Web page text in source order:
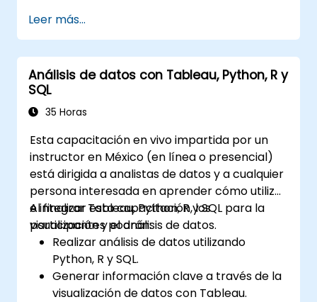
Leer más...
Análisis de datos con Tableau, Python, R y
SQL
35 Horas
Esta capacitación en vivo impartida por un
instructor en México (en línea o presencial)
está dirigida a analistas de datos y a cualquier
persona interesada en aprender cómo utilizar
e integrar Tableau, Python, R y SQL para la
visualización y el análisis de datos.
Al finalizar esta capacitación, los
participantes podrán:
Realizar análisis de datos utilizando
Python, R y SQL.
Generar información clave a través de la
visualización de datos con Tableau.